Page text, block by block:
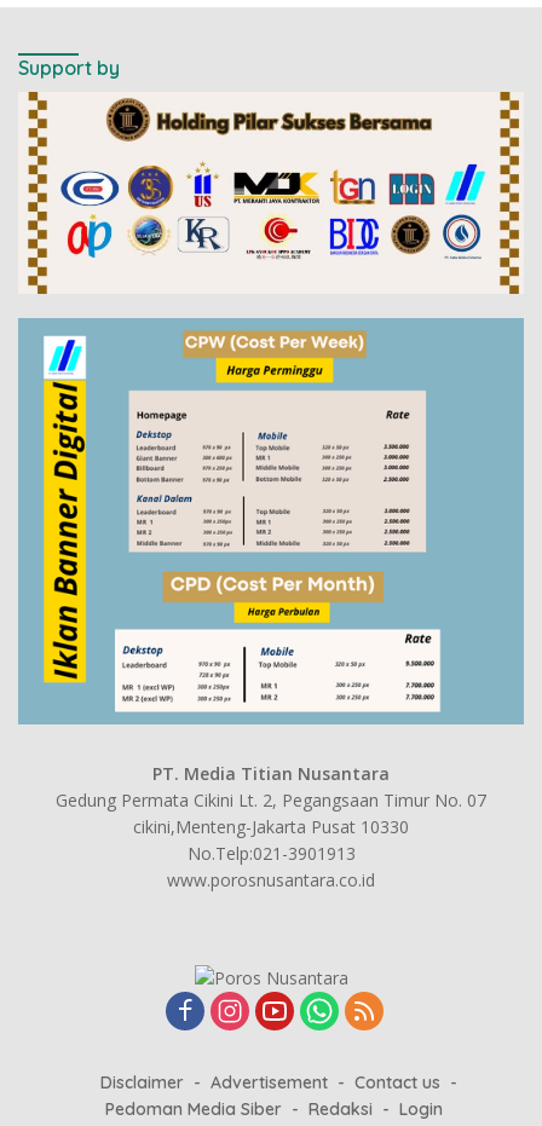
Support by
PT. Media Titian Nusantara
Gedung Permata Cikini Lt. 2, Pegangsaan Timur No. 07
cikini,Menteng-Jakarta Pusat 10330
No.Telp:021-3901913
www.porosnusantara.co.id
Disclaimer Advertisement
Contact us
Pedoman Media Siber
Redaksi Login